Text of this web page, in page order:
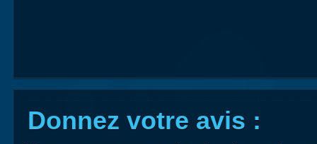
Donnez votre avis :